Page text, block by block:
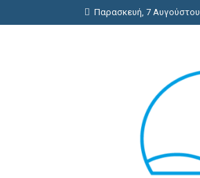
Παρασκευή, 7 Αυγούστου